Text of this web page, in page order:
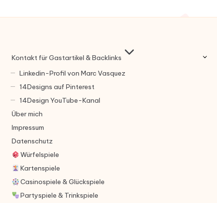
Kontakt für Gastartikel & Backlinks
Linkedin-Profil von Marc Vasquez
14Designs auf Pinterest
14Design YouTube-Kanal
Über mich
Impressum
Datenschutz
Würfelspiele
Kartenspiele
Casinospiele & Glückspiele
Partyspiele & Trinkspiele